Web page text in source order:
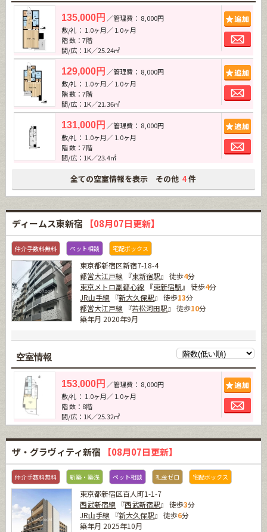
135,000円 ／管理費： 8,000円
敷/礼： 1.0ヶ月／ 1.0ヶ月
階 数：7階
間/広：1K／25.24㎡
129,000円 ／管理費： 8,000円
敷/礼： 1.0ヶ月／ 1.0ヶ月
階 数：7階
間/広：1K／21.36㎡
131,000円 ／管理費： 8,000円
敷/礼： 1.0ヶ月／ 1.0ヶ月
階 数：7階
間/広：1K／23.4㎡
全ての空室情報を表示 その他 4 件
ディームス東新宿 【08月07日更新】
仲介手数料無料 ペット相談 宅配ボックス
東京都新宿区新宿7-18-4
都営大江戸線 『東新宿駅』 徒歩4分
東京メトロ副都心線 『東新宿駅』 徒歩4分
JR山手線 『新大久保駅』 徒歩13分
都営大江戸線 『若松河田駅』 徒歩10分
築年月 2020年9月
空室情報
153,000円 ／管理費： 8,000円
敷/礼： 1.0ヶ月／ 1.0ヶ月
階 数：8階
間/広：1K／25.32㎡
ザ・グラヴィティ新宿 【08月07日更新】
仲介手数料無料 新築・築浅 ペット相談 礼金ゼロ 宅配ボックス
東京都新宿区百人町1-1-7
西武新宿線 『西武新宿駅』 徒歩3分
JR山手線 『新大久保駅』 徒歩6分
築年月 2025年10月